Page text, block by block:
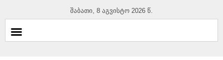
შაბათი, 8 აგვისტო 2026 წ.